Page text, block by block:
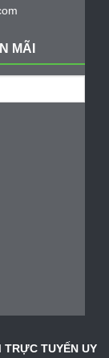
MÃI
TRỰC TUYẾN UY